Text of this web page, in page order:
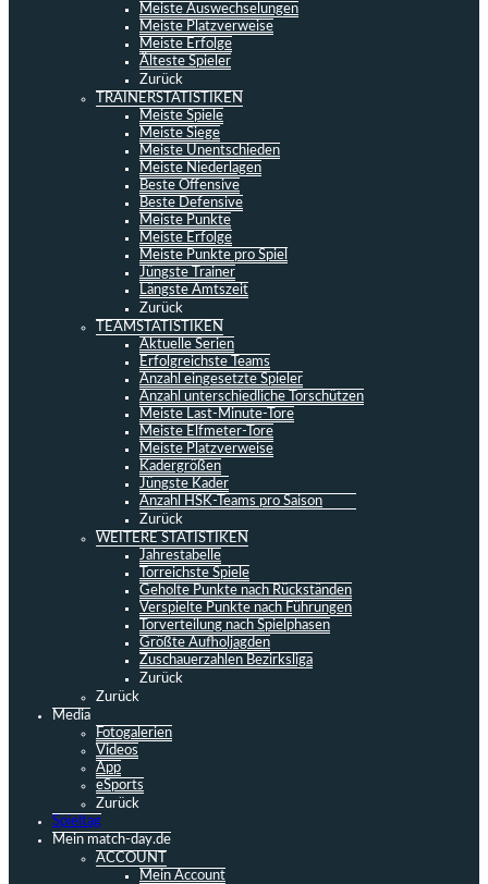
Meiste Auswechselungen
Meiste Platzverweise
Meiste Erfolge
Älteste Spieler
Zurück
TRAINERSTATISTIKEN
Meiste Spiele
Meiste Siege
Meiste Unentschieden
Meiste Niederlagen
Beste Offensive
Beste Defensive
Meiste Punkte
Meiste Erfolge
Meiste Punkte pro Spiel
Jüngste Trainer
Längste Amtszeit
Zurück
TEAMSTATISTIKEN
Aktuelle Serien
Erfolgreichste Teams
Anzahl eingesetzte Spieler
Anzahl unterschiedliche Torschützen
Meiste Last-Minute-Tore
Meiste Elfmeter-Tore
Meiste Platzverweise
Kadergrößen
Jüngste Kader
Anzahl HSK-Teams pro Saison
Zurück
WEITERE STATISTIKEN
Jahrestabelle
Torreichste Spiele
Geholte Punkte nach Rückständen
Verspielte Punkte nach Führungen
Torverteilung nach Spielphasen
Größte Aufholjagden
Zuschauerzahlen Bezirksliga
Zurück
Zurück
Media
Fotogalerien
Videos
App
eSports
Zurück
Spieltag
Mein match-day.de
ACCOUNT
Mein Account